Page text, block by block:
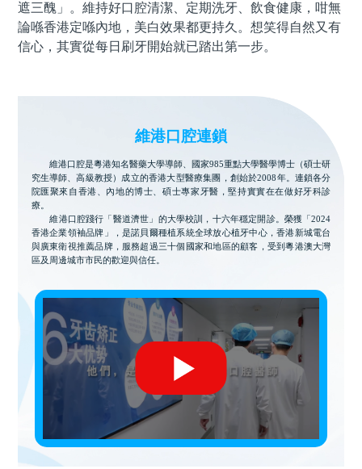
遮三醜」。維持好口腔清潔、定期洗牙、飲食健康，咁無
論喺香港定喺內地，美白效果都更持久。想笑得自然又有
信心，其實從每日刷牙開始就已踏出第一步。
維港口腔連鎖
維港口腔是粵港知名醫藥大學導師、國家985重點大學醫學博士（碩士研
究生導師、高級教授）成立的香港大型醫療集團，創始於2008年。連鎖各分
院匯聚來自香港、內地的博士、碩士專家牙醫，堅持實實在在做好牙科診
療。
維港口腔踐行「醫道濟世」的大學校訓，十六年穩定開診。榮獲「2024
香港企業領袖品牌」，是諾貝爾種植系統全球放心植牙中心，香港新城電台
與廣東衛視推薦品牌，服務超過三十個國家和地區的顧客，受到粵港澳大灣
區及周邊城市市民的歡迎與信任。